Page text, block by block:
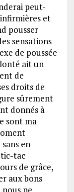
peut-
et
pousser
sensations
de poussée
ait un
de
droits de
sûrement
donnés à
sont ma
en
tac
de grâce,
aux bons
ne